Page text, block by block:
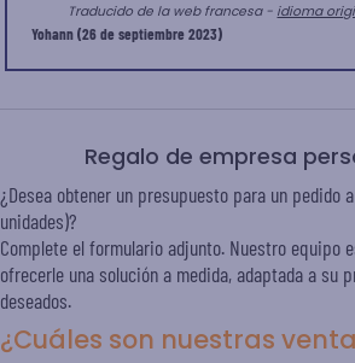
Yohann(26 de septiembre 2023)
Traducido de la web francesa - idioma
Regalo de empresa
¿Desea obtener un presupuesto para un pedido
unidades)?
Complete el formulario adjunto. Nuestro equipo
ofrecerle una solución a medida, adaptada a su
deseados.
¿Cuáles son nuestras